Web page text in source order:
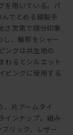
を用いている。パ
でとめる縫製手
さ次第で随分印象
し、輪郭をシャー
ングは共生地の
わるとシルエット
ピングに使用する
、片アームタイ
インナップ。組み
リック、レザー